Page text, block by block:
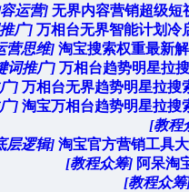
运营] 无界内容营销超级短
广] 万相台无界智能计划冷
营思维] 淘宝搜索权重最新
词推广] 万相台趋势明星拉
] 万相台无界趋势明星拉搜
] 淘宝万相台趋势明星拉搜
[教程
层逻辑] 淘宝官方营销工具
[教程众筹] 阿呆淘
[教程众筹